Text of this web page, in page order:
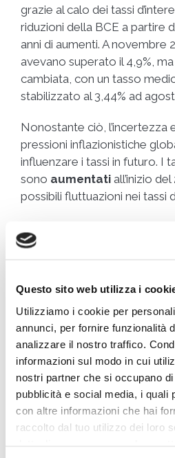
Questo sito web utilizza i
Utilizziamo i cookie per
annunci, per fornire funzionalità
analizzare il nostro traffico.
informazioni sul modo in cui
nostri partner che si occupano
pubblicità e social media, i quali
con altre informazioni che hai
raccolto dal tuo utilizzo dei loro
grazie al calo dei tassi
riduzioni della BCE a partire
anni di aumenti. A novembre
avevano superato il 4,9%,
cambiata, con un tasso
stabilizzato al 3,44% ad
Nonostante ciò, l’incertezza
pressioni inflazionistiche
influenzare i tassi in futuro. I
sono aumentati all’inizio
possibili fluttuazioni nei tassi
a metà 2024, con la
potrebberolimitareulteriori
complesso rende difficile
stabile per i tassi, con
monetaria che rimangono
Come
immobile da
per la tua